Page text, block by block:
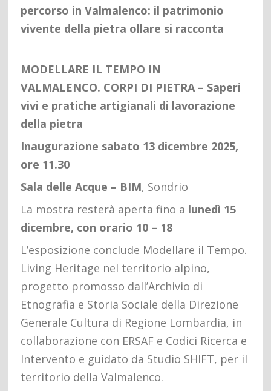
percorso in Valmalenco: il patrimonio
vivente della pietra ollare si racconta
MODELLARE IL TEMPO IN
VALMALENCO. CORPI DI PIETRA – Saperi
vivi e pratiche artigianali di lavorazione
della pietra
Inaugurazione sabato 13 dicembre 2025,
ore 11.30
Sala delle Acque – BIM, Sondrio
La mostra resterà aperta fino a lunedì 15
dicembre, con orario 10 – 18
L’esposizione conclude Modellare il Tempo.
Living Heritage nel territorio alpino,
progetto promosso dall’Archivio di
Etnografia e Storia Sociale della Direzione
Generale Cultura di Regione Lombardia, in
collaborazione con ERSAF e Codici Ricerca e
Intervento e guidato da Studio SHIFT, per il
territorio della Valmalenco.